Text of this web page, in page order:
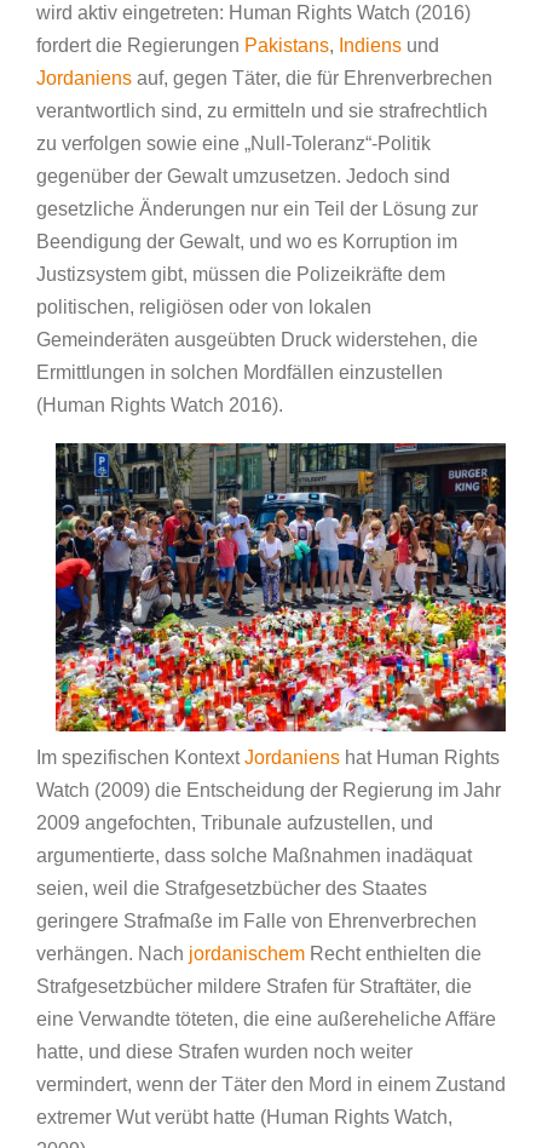
wird aktiv eingetreten: Human Rights Watch (2016)
fordert die Regierungen Pakistans, Indiens und
Jordaniens auf, gegen Täter, die für Ehrenverbrechen
verantwortlich sind, zu ermitteln und sie strafrechtlich
zu verfolgen sowie eine „Null-Toleranz“-Politik
gegenüber der Gewalt umzusetzen. Jedoch sind
gesetzliche Änderungen nur ein Teil der Lösung zur
Beendigung der Gewalt, und wo es Korruption im
Justizsystem gibt, müssen die Polizeikräfte dem
politischen, religiösen oder von lokalen
Gemeinderäten ausgeübten Druck widerstehen, die
Ermittlungen in solchen Mordfällen einzustellen
(Human Rights Watch 2016).
Im spezifischen KontextJordaniens hat Human Rights
Watch (2009) die Entscheidung der Regierung im Jahr
2009 angefochten, Tribunale aufzustellen, und
argumentierte, dass solche Maßnahmen inadäquat
seien, weil die Strafgesetzbücher des Staates
geringere Strafmaße im Falle von Ehrenverbrechen
verhängen. Nach jordanischem Recht enthielten die
Strafgesetzbücher mildere Strafen für Straftäter, die
eine Verwandte töteten, die eine außereheliche Affäre
hatte, und diese Strafen wurden noch weiter
vermindert, wenn der Täter den Mord in einem Zustand
extremer Wut verübt hatte (Human Rights Watch,